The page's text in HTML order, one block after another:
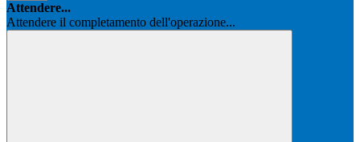
Attendere...
Attendere il completamento dell'operazione...